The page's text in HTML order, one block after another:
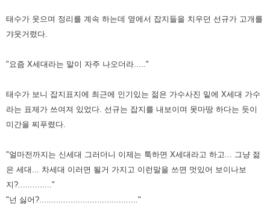
태수가 웃으며 정리를 계속 하는데 옆에서 잡지들을 치우던 선규가 고개를
갸웃거렸다.
"요즘 X세대라는 말이 자주 나오더라....."
태수가 보니 잡지표지에 최근에 인기있는 젊은 가수사진 밑에 X세대 가수
라는 표제가 쓰여져 있었다. 선규는 잡지를 내보이며 못마땅 하다는 듯이
미간을 찌푸렸다.
"얼마전까지는 신세대 그러더니 이제는 툭하면 X세대라고 하고... 그냥 젊
은 세대... 차세대 이러면 될거 가지고 이런말을 쓰면 멋있어 보이나보
지?.............."
"넌 싫어?........................................."